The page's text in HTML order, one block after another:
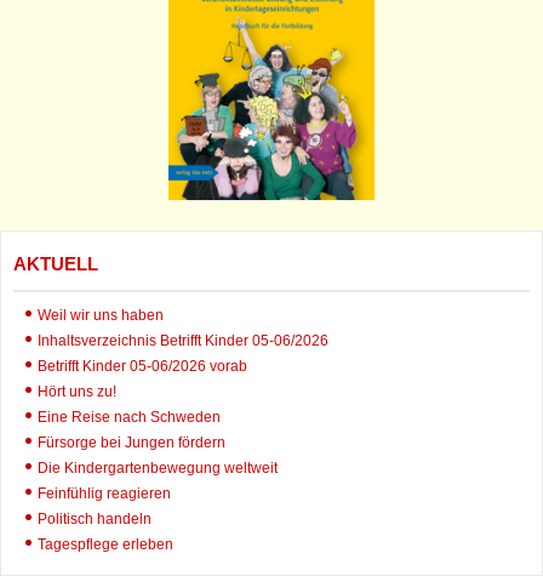
AKTUELL
Weil wir uns haben
Inhaltsverzeichnis Betrifft Kinder 05-06/2026
Betrifft Kinder 05-06/2026 vorab
Hört uns zu!
Eine Reise nach Schweden
Fürsorge bei Jungen fördern
Die Kindergartenbewegung weltweit
Feinfühlig reagieren
Politisch handeln
Tagespflege erleben